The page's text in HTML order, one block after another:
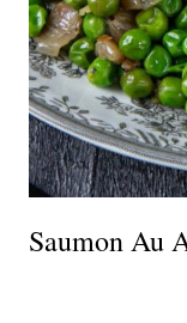
Saumon Au